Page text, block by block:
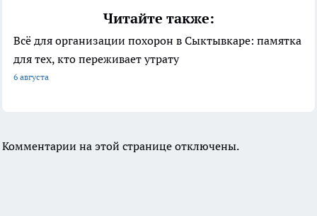
Читайте также:
Всё для организации похорон в Сыктывкаре: памятка
для тех, кто переживает утрату
6 августа
Комментарии на этой странице отключены.